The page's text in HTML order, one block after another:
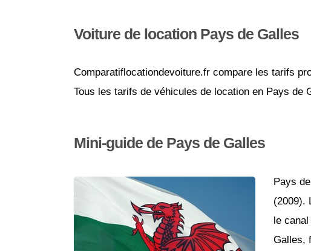
Voiture de location Pays de Galles
Comparatiflocationdevoiture.fr compare les tarifs
Tous les tarifs de véhicules de location en Pays
Mini-guide de Pays de Galles
Pays
(2009).
le canal
Galles,